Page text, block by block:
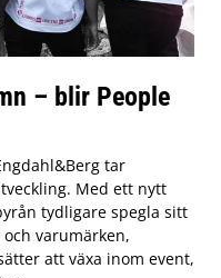
– blir People
tar
Med ett nytt
tydligare spegla sitt
varumärken,
att växa inom event,